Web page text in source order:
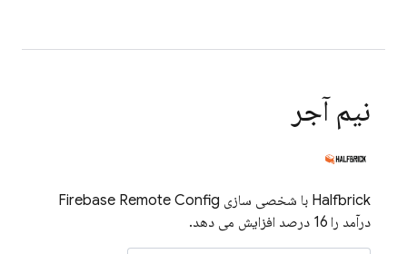
نیم آجر
Halfbrick با شخصی سازی
Firebase Remote Config
درآمد را 16 درصد افزایش می دهد.